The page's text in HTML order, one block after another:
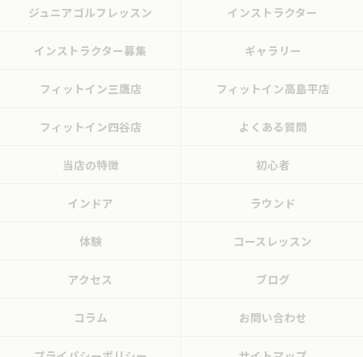
ジュニアゴルフレッスン インストラクター
インストラクター募集 ギャラリー
フィットイン三鷹店 フィットイン高島平店
フィットイン四谷店 よくある質問
当店の特徴 初心者
インドア ラウンド
体験 コースレッスン
アクセス ブログ
コラム お問い合わせ